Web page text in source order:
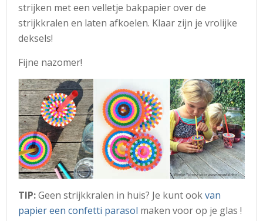
strijken met een velletje bakpapier over de
strijkkralen en laten afkoelen. Klaar zijn je vrolijke
deksels!
Fijne nazomer!
TIP:Geen strijkkralen in huis? Je kunt ookvan
papier een confetti parasol maken voor op je glas !